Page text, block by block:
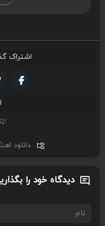
اشتراک
دانلود
دیدگاه خود را